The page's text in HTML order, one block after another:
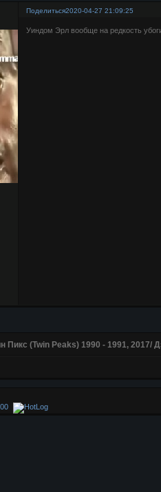
Поделиться2020-04-27 21:09:25
Уиндом Эрл вообще на редкость
Пикс (Twin Peaks) 1990 - 1991, 2017/